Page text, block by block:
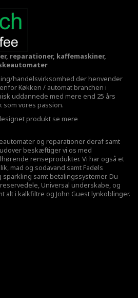
reparationer, kaffemaskiner,
handelsvirksomhed der henvender
Køkken / automat branchen i
uddannede med mere end 25 års
vores passion.
produkt se mere
og reparationer deraf samt
beskæftiger vi os med
renseprodukter. Vi har også et
mad og sodavand samt Fadøls
sparkling samt betalingssystemer. Du
Universal underskabe, og
alt i kalkfiltre og John Guest lynkoblinger.